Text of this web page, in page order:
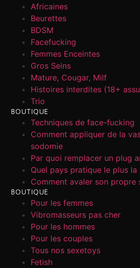
Africaines
Beurettes
BDSM
Facefucking
Femmes Enceintes
Gros Seins
Mature, Cougar, Milf
Histoires interdites (18+
Trio
BOUTIQUE
Techniques de face-fucking
Comment appliquer de la
sodomie
Par quoi remplacer un plug
Quel pays pratique le plus la
Comment avaler son propre
BOUTIQUE
Pour les femmes
Vibromasseurs pas cher
Pour les hommes
Pour les couples
Tous nos sexetoys
Fetish